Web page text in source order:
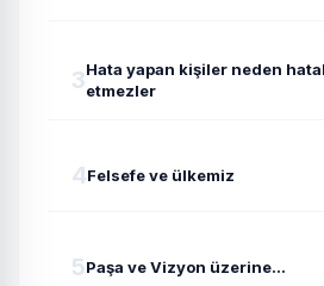
3Hata yapan kişiler neden
etmezler
4Felsefe ve ülkemiz
5Paşa ve Vizyon üzerine...